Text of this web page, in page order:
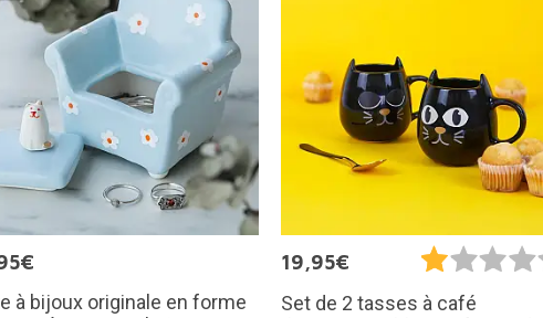
à bijoux originale en forme
19,95€
Set de 2 tasses à café